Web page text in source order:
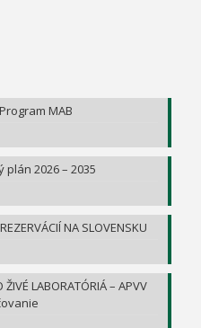
MAB
plán 2026 – 2035
NA SLOVENSKU
ŽIVÉ LABORATÓRIÁ – APVV